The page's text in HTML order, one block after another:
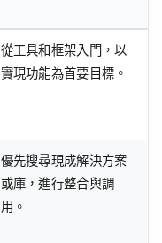
從工具和框架入門，以
實現功能為首要目標。
優先搜尋現成解決方案
或庫，進行整合與調
用。